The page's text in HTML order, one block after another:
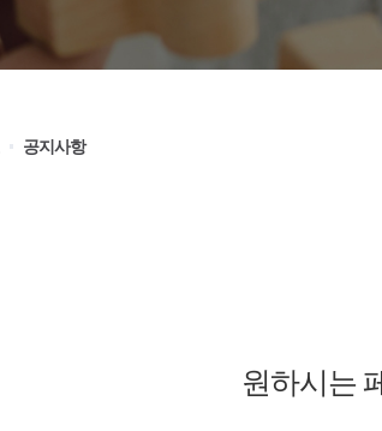
공지사항
원하시는